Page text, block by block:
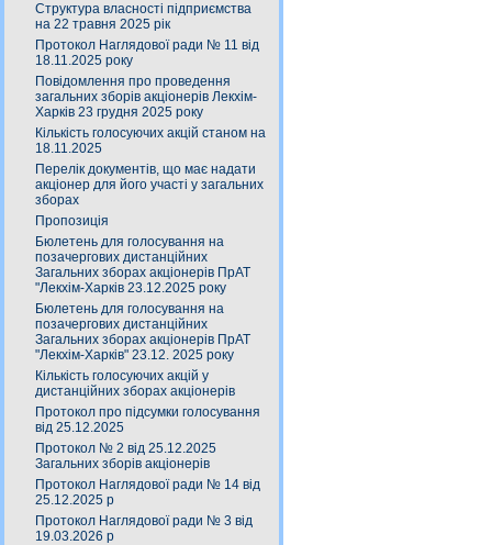
Структура власності підприємства
на 22 травня 2025 рік
Протокол Наглядової ради № 11 від
18.11.2025 року
Повідомлення про проведення
загальних зборів акціонерів Лекхім-
Харків 23 грудня 2025 року
Кількість голосуючих акцій станом на
18.11.2025
Перелік документів, що має надати
акціонер для його участі у загальних
зборах
Пропозиція
Бюлетень для голосування на
позачергових дистанційних
Загальних зборах акціонерів ПрАТ
"Лекхім-Харків 23.12.2025 року
Бюлетень для голосування на
позачергових дистанційних
Загальних зборах акціонерів ПрАТ
"Лекхім-Харків" 23.12. 2025 року
Кількість голосуючих акцій у
дистанційних зборах акціонерів
Протокол про підсумки голосування
від 25.12.2025
Протокол № 2 від 25.12.2025
Загальних зборів акціонерів
Протокол Наглядової ради № 14 від
25.12.2025 р
Протокол Наглядової ради № 3 від
19.03.2026 р